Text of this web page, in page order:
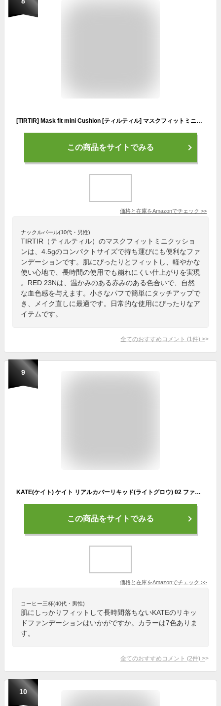
[TIRTIR] Mask fit mini Cushion [ティルティル] マスクフィットミニクッション 本体 4.5g (RED 23N)
この商品をサイトでみる
価格と在庫をAmazonでチェック >>
ナックルバール(10代・男性)
TIRTIR（ティルティル）のマスクフィットミニクッショ
ンは、4.5gのコンパクトサイズで持ち運びにも便利なファ
ンデーションです。肌にぴったりとフィットし、軽やかな
使い心地で、長時間の使用でも崩れにくい仕上がりを実現
。RED 23Nは、温かみのある赤みのある色合いで、自然
な血色感を与えます。小さなパフで簡単にタッチアップで
き、メイク直しに最適です。日常的な使用にぴったりなア
イテムです。
全てのおすすめコメント (1 件) >
9
KATE(ケイト) ケイト リアルカバーリキッド(ライトグロウ) 02 ファンデーション 基準となる色 30ミリリットル (x 1)
この商品をサイトでみる
価格と在庫をAmazonでチェック >>
コーヒー三杯(40代・男性)
肌にしっかりフィットして長時間落ちないKATEのリキッ
ドファンデーションはいかがですか。カラーは7色ありま
す。
全てのおすすめコメント (2件) >
10